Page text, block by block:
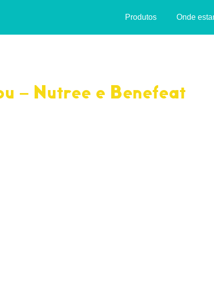
Produtos Onde
– Nutree e Benefeat